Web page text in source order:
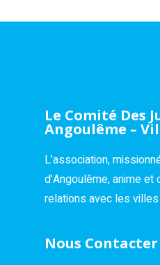
Le Comité Des
Angoulême –
L’association,
d’Angoulême, anime
relations avec les
Nous Contacter